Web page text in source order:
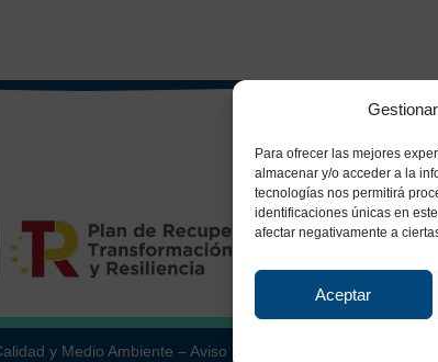
Para ofrecer las mejores
almacenar y/o acceder a la
tecnologías nos permitirá
identificaciones únicas en
afectar negativamente a
Aceptar
y Medio Ambiente –Aviso Legal